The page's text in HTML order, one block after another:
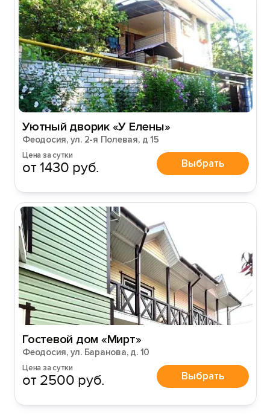
Уютный дворик «У Елены»
Феодосия, ул. 2-я Полевая, д 15
Цена за сутки
от 1430 руб. Выбрать
Гостевой дом «Мирт»
Феодосия, ул. Баранова, д. 10
Цена за сутки
от 2500 руб. Выбрать